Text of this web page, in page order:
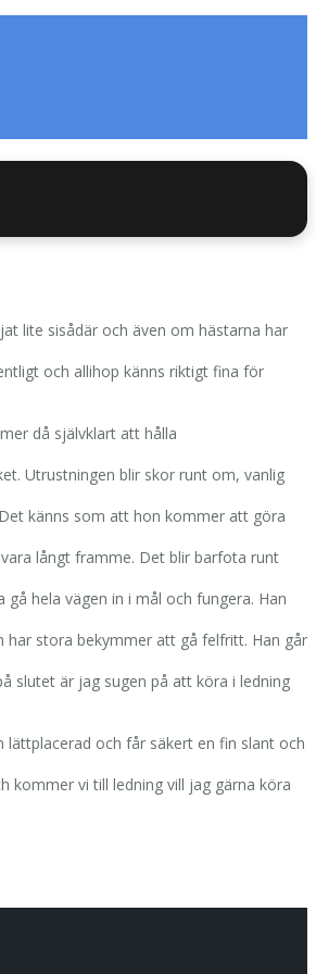
lite sisådär och även om hästarna har
och allihop känns riktigt fina för
då självklart att hålla
Utrustningen blir skor runt om, vanlig
känns som att hon kommer att göra
långt framme. Det blir barfota runt
hela vägen in i mål och fungera. Han
har stora bekymmer att gå felfritt. Han går
slutet är jag sugen på att köra i ledning
och får säkert en fin slant och
kommer vi till ledning vill jag gärna köra